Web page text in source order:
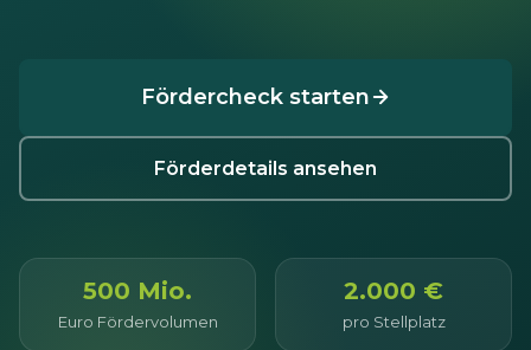
Fördercheck starten
Förderdetails ansehen
500 Mio.
Euro Fördervolumen
2.000 €
pro Stellplatz